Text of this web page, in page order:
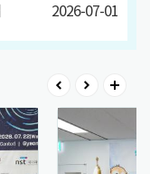
2026-07-01